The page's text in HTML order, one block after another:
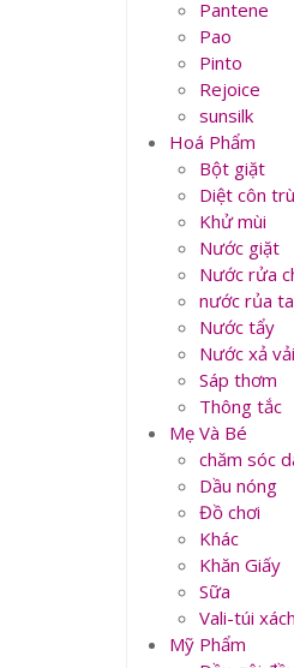
Pantene
Pao
Pinto
Rejoice
sunsilk
Hoá Phẩm
Bột giặt
Diệt côn
Khử mùi
Nước giặt
Nước rửa
nước rủa
Nước tẩy
Nước xả vải
Sáp thơm
Thông tắc
Mẹ Và Bé
chăm sóc
Dầu nóng
Đồ chơi
Khác
Khăn Giấy
Sữa
Vali-túi xách
Mỹ Phẩm